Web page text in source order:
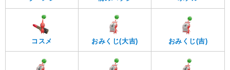
コスメ おみくじ(大吉) おみくじ(吉)